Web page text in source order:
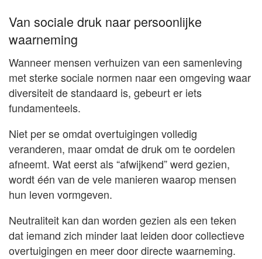
Van sociale druk naar persoonlijke
waarneming
Wanneer mensen verhuizen van een samenleving
met sterke sociale normen naar een omgeving waar
diversiteit de standaard is, gebeurt er iets
fundamenteels.
Niet per se omdat overtuigingen volledig
veranderen, maar omdat de druk om te oordelen
afneemt. Wat eerst als “afwijkend” werd gezien,
wordt één van de vele manieren waarop mensen
hun leven vormgeven.
Neutraliteit kan dan worden gezien als een teken
dat iemand zich minder laat leiden door collectieve
overtuigingen en meer door directe waarneming.